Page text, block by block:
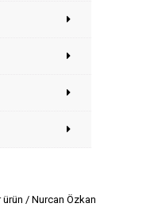
/ Nurcan Özkan